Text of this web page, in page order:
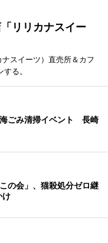
リリカナスイー
スイーツ）直売所＆カフ
る。
ごみ清掃イベント 長崎
の会」、猫殺処分ゼロ継
け